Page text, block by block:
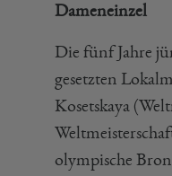
Dameneinzel
Die fünf Jahre
gesetzten
Kosetskaya
olympische